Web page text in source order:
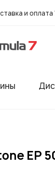
и оплата
EP